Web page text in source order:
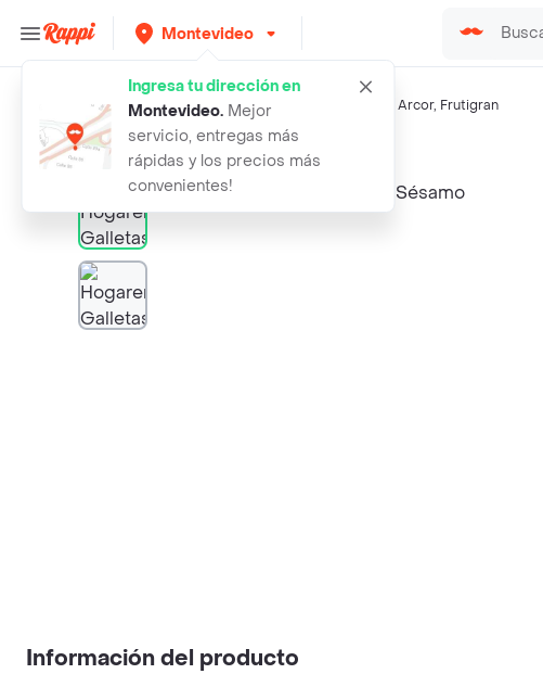
Montevideo
Ingresa tu dirección en
Montevideo. Mejor
servicio, entregas más
rápidas y los precios más
convenientes!
Búsquedas relacionadas:Galletas,Hogareñas Arcor, Frutigran
Rappi hogarenas galletas con sesamo
Información del producto